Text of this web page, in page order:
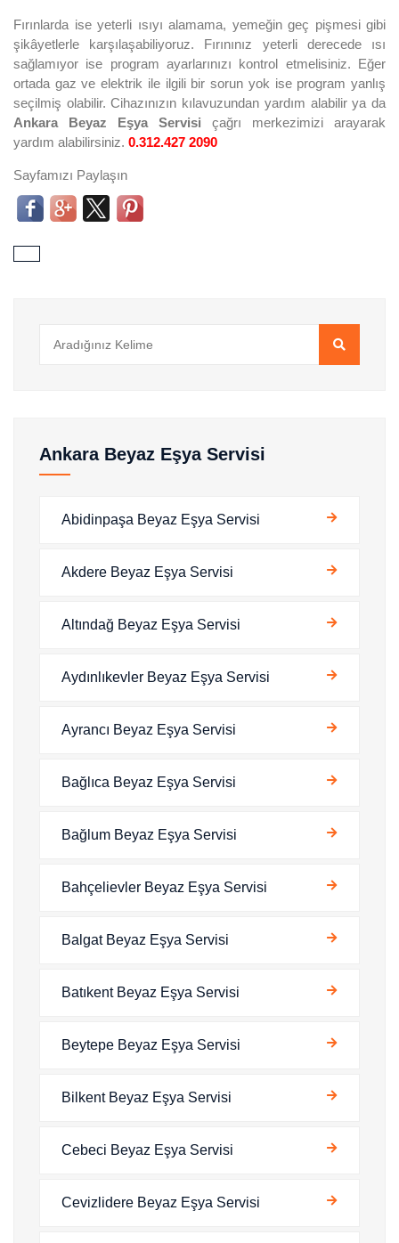
Fırınlarda ise yeterli ısıyı alamama, yemeğin geç pişmesi gibi
şikâyetlerle karşılaşabiliyoruz. Fırınınız yeterli derecede ısı
sağlamıyor ise program ayarlarınızı kontrol etmelisiniz. Eğer
ortada gaz ve elektrik ile ilgili bir sorun yok ise program yanlış
seçilmiş olabilir. Cihazınızın kılavuzundan yardım alabilir ya da
Ankara Beyaz Eşya Servisi çağrı merkezimizi arayarak
yardım alabilirsiniz. 0.312.427 2090
Sayfamızı Paylaşın
Ankara Beyaz Eşya Servisi
Abidinpaşa Beyaz Eşya Servisi
Akdere Beyaz Eşya Servisi
Altındağ Beyaz Eşya Servisi
Aydınlıkevler Beyaz Eşya Servisi
Ayrancı Beyaz Eşya Servisi
Bağlıca Beyaz Eşya Servisi
Bağlum Beyaz Eşya Servisi
Bahçelievler Beyaz Eşya Servisi
Balgat Beyaz Eşya Servisi
Batıkent Beyaz Eşya Servisi
Beytepe Beyaz Eşya Servisi
Bilkent Beyaz Eşya Servisi
Cebeci Beyaz Eşya Servisi
Cevizlidere Beyaz Eşya Servisi